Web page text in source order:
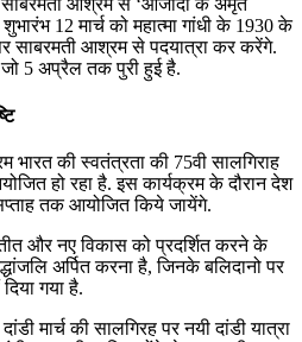
साबरमती आश्रम से ‘आजादी के अमृत
12 मार्च को महात्मा गांधी के 1930 के
पर साबरमती आश्रम से पदयात्रा कर करेंगे.
जो 5 अप्रैल तक पुरी हुई है.
भारत की स्वतंत्रता की 75वी सालगिराह
हो रहा है. इस कार्यक्रम के दौरान देश
तक आयोजित किये जायेंगे.
और नए विकास को प्रदर्शित करने के
अर्पित करना है, जिनके बलिदानो पर
गया है.
मार्च की सालगिरह पर नयी दांडी यात्रा